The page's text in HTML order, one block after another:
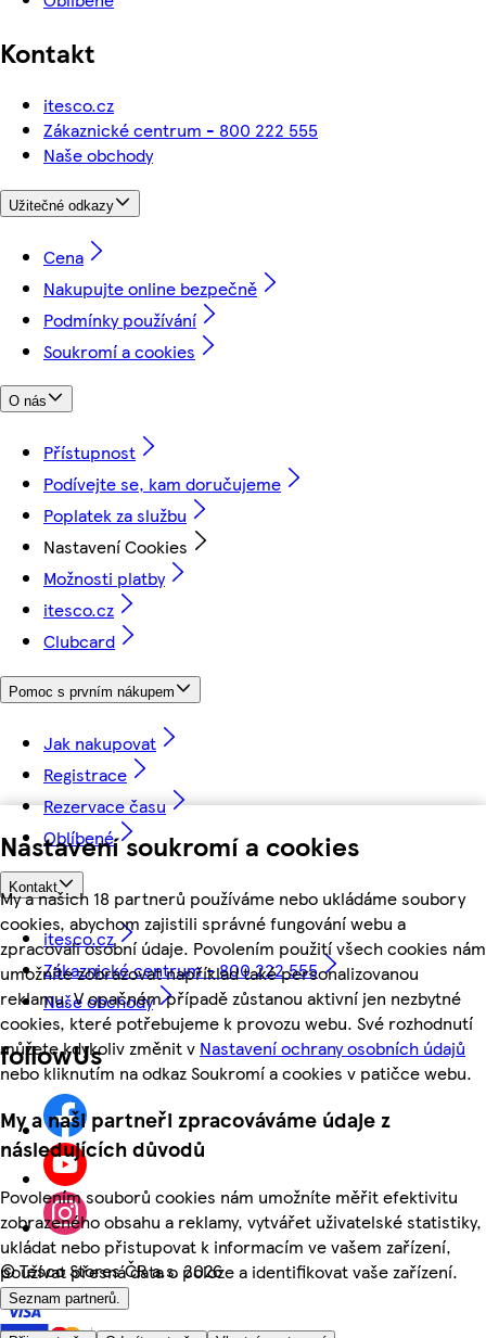
Nastavení soukromí a cookies
My a našich 18 partnerů používáme nebo ukládáme soubory
cookies, abychom zajistili správné fungování webu a
zpracovali osobní údaje. Povolením použití všech cookies nám
umožníte zobrazovat například také personalizovanou
reklamu. V opačném případě zůstanou aktivní jen nezbytné
cookies, které potřebujeme k provozu webu. Své rozhodnutí
můžete kdykoliv změnit v Nastavení ochrany osobních údajů
nebo kliknutím na odkaz Soukromí a cookies v patičce webu.
My a naši partneři zpracováváme údaje z
následujících důvodů
Povolením souborů cookies nám umožníte měřit efektivitu
zobrazeného obsahu a reklamy, vytvářet uživatelské statistiky,
ukládat nebo přistupovat k informacím ve vašem zařízení,
používat přesná data o poloze a identifikovat vaše zařízení.
Seznam partnerů.
Kontakt
itesco.cz
Zákaznické centrum - 800 222 555
Naše obchody
Užitečné odkazy
Cena
Nakupujte online bezpečně
Podmínky používání
Soukromí a cookies
O nás
Přístupnost
Podívejte se, kam doručujeme
Poplatek za službu
Nastavení Cookies
Možnosti platby
itesco.cz
Clubcard
Pomoc s prvním nákupem
Jak nakupovat
Registrace
Rezervace času
Oblíbené
Kontakt
itesco.cz
Zákaznické centrum - 800 222 555
Naše obchody
followUs
©Tesco Stores ČR a.s. 2026